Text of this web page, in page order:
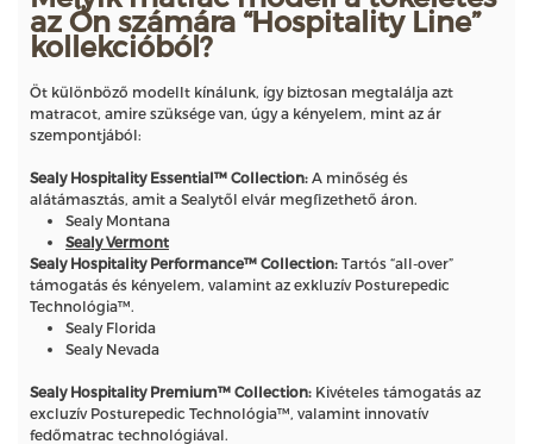
az Ön számára “Hospitality Line”
kollekcióból?
Öt különböző modellt kínálunk, így biztosan megtalálja azt
matracot, amire szüksége van, úgy a kényelem, mint az ár
szempontjából:
Sealy Hospitality Essential™ Collection: A minőség és
alátámasztás, amit a Sealytől elvár megfizethető áron.
Sealy Montana
Sealy Vermont
Sealy Hospitality Performance™ Collection: Tartós “all-over”
támogatás és kényelem, valamint az exkluzív Posturepedic
Technológia™.
Sealy Florida
Sealy Nevada
Sealy Hospitality Premium™ Collection: Kivételes támogatás az
excluzív Posturepedic Technológia™, valamint innovatív
fedőmatrac technológiával.